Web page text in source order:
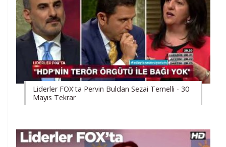
Liderler FOX'ta Pervin Buldan Sezai Temelli - 30
Mayıs Tekrar